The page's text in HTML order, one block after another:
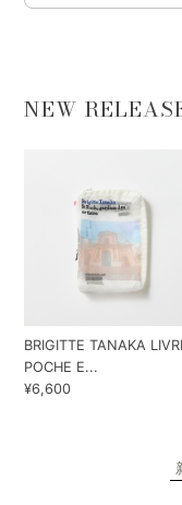
NEW
BRIGITTE TANAKA
POCHE E...
¥6,600